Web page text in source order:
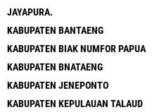
JAYAPURA.
KABUPATEN BANTAENG
KABUPATEN BIAK NUMFOR PAPUA
KABUPATEN BNATAENG
KABUPATEN JENEPONTO
KABUPATEN KEPULAUAN TALAUD